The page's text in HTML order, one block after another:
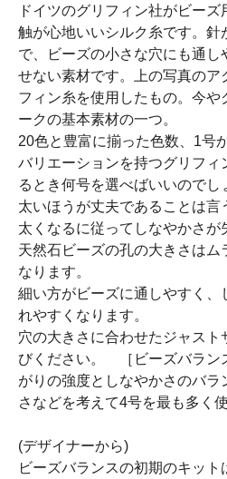
ドイツのグリフィン社がビー
触が心地いいシルク糸です。針
で、ビーズの小さな穴にも通
せない素材です。上の写真のア
フィン糸を使用したもの。今や
ークの基本素材の一つ。
20色と豊富に揃った色数、1号
バリエーションを持つグリフィ
るとき何号を選べばいいのでし
太いほうが丈夫であることは言
太くなるに従ってしなやかさが
天然石ビーズの孔の大きさはム
なります。
細い方がビーズに通しやすく、
れやすくなります。
穴の大きさに合わせたジャスト
びください。 ［ビーズバラン
がりの強度としなやかさのバラ
さなどを考えて4号を最も多く
(デザイナーから)
ビーズバランスの初期のキット